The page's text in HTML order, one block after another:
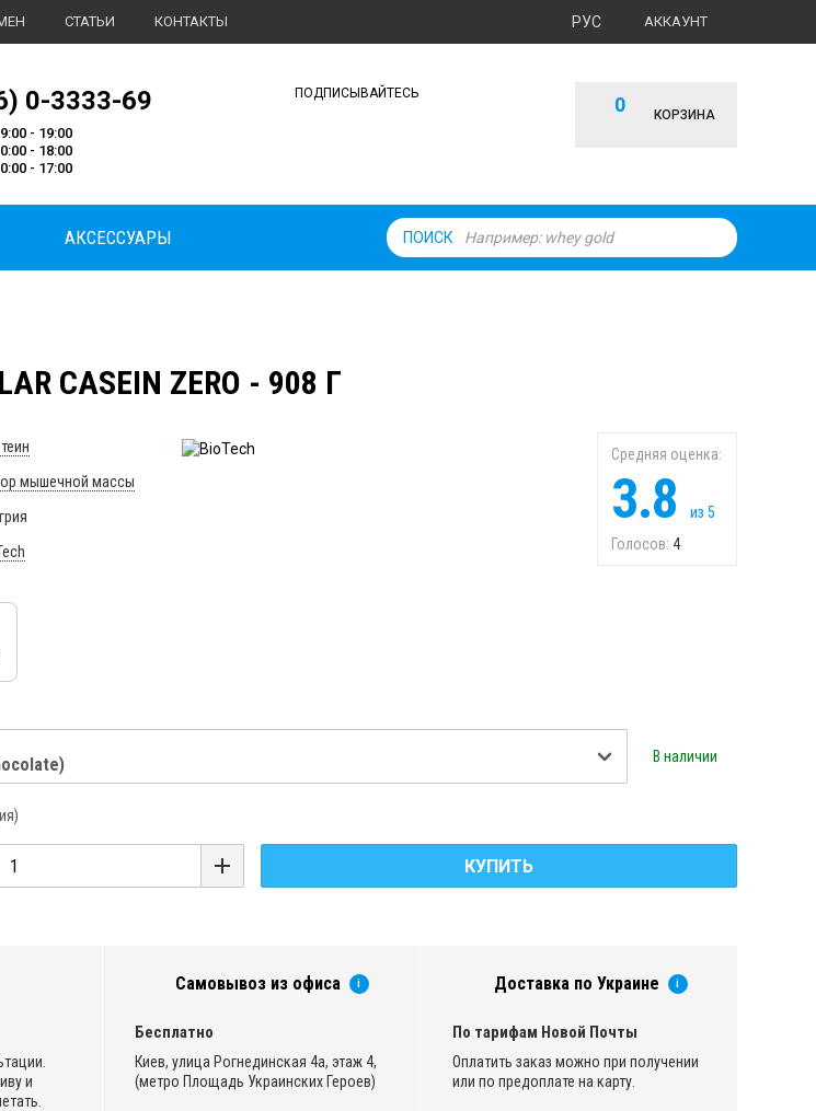
СТАТЬИ КОНТАКТЫ АККАУНТ
РУС
0-3333-69
- 19:00
- 18:00
- 17:00
0 КОРЗИНА
ПОДПИСЫВАЙТЕСЬ
ПОИСК
АКСЕССУАРЫ
CASEIN ZERO - 908 Г
Средняя оценка:
3.8 из 5
Голосов: 4
мышечной массы
В наличии
КУПИТЬ
и
Самовывоз из офиса i
Бесплатно
Киев, улица Рогнединская 4а, этаж 4,
(метро Площадь Украинских Героев)
Доставка по Украине i
По тарифам Новой Почты
Оплатить заказ можно при получении
или по предоплате на карту.